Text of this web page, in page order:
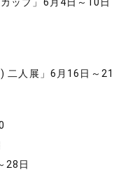
二人展」6月16日～21
28日